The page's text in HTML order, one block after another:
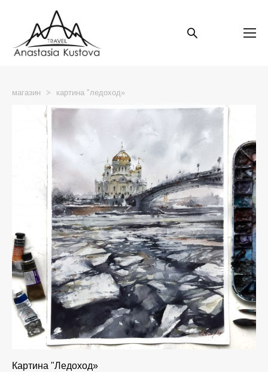
магазин > картина "ледоход»
Картина "Ледоход»